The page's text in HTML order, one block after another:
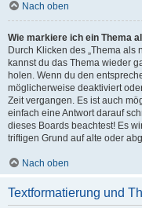
Nach oben
Wie markiere ich ein Thema
Durch Klicken des „Thema als
kannst du das Thema wieder
holen. Wenn du den
möglicherweise deaktiviert
Zeit vergangen. Es ist auch
einfach eine Antwort darauf
dieses Boards beachtest! Es
triftigen Grund auf alte oder
Nach oben
Textformatierung und